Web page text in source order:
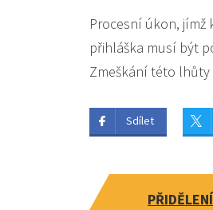
Procesní úkon,
přihláška musí být
Zmeškání této lhůty
Sdílet